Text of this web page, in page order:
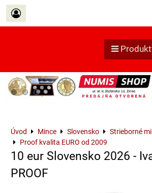
Úvod Mince Slovensko
Strieborné
Proof kvalita EURO od 2009
10 eur Slovensko 2026 -
PROOF